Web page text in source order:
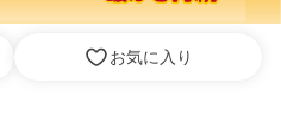
お気に入り